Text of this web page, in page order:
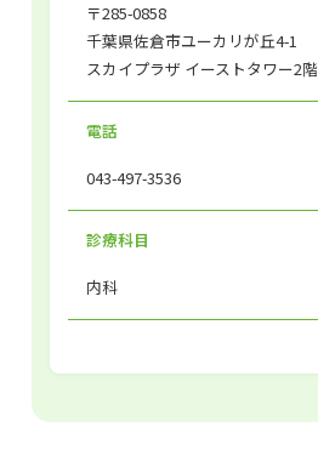
〒285-0858
千葉県佐倉市ユーカリが丘4-1
スカイプラザ イーストタワー2階
電話
043-497-3536
診療科目
内科